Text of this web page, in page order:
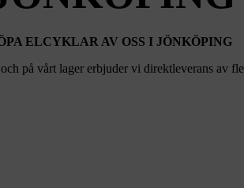
ELCYKLAR AV OSS I JÖNKÖPING
på vårt lager erbjuder vi direktleverans av